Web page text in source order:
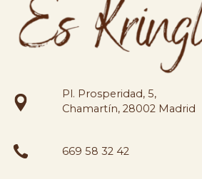
Pl. Prosperidad, 5,
Chamartín, 28002 Madrid
669 58 32 42